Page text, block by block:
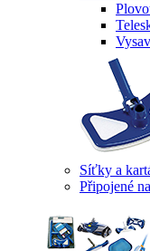
Síťky a
Připojené